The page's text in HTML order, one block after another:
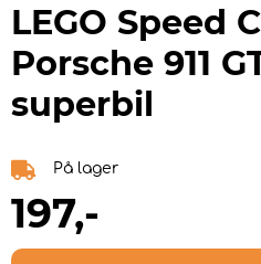
LEGO Speed
Porsche 911
superbil
På lager
197,-